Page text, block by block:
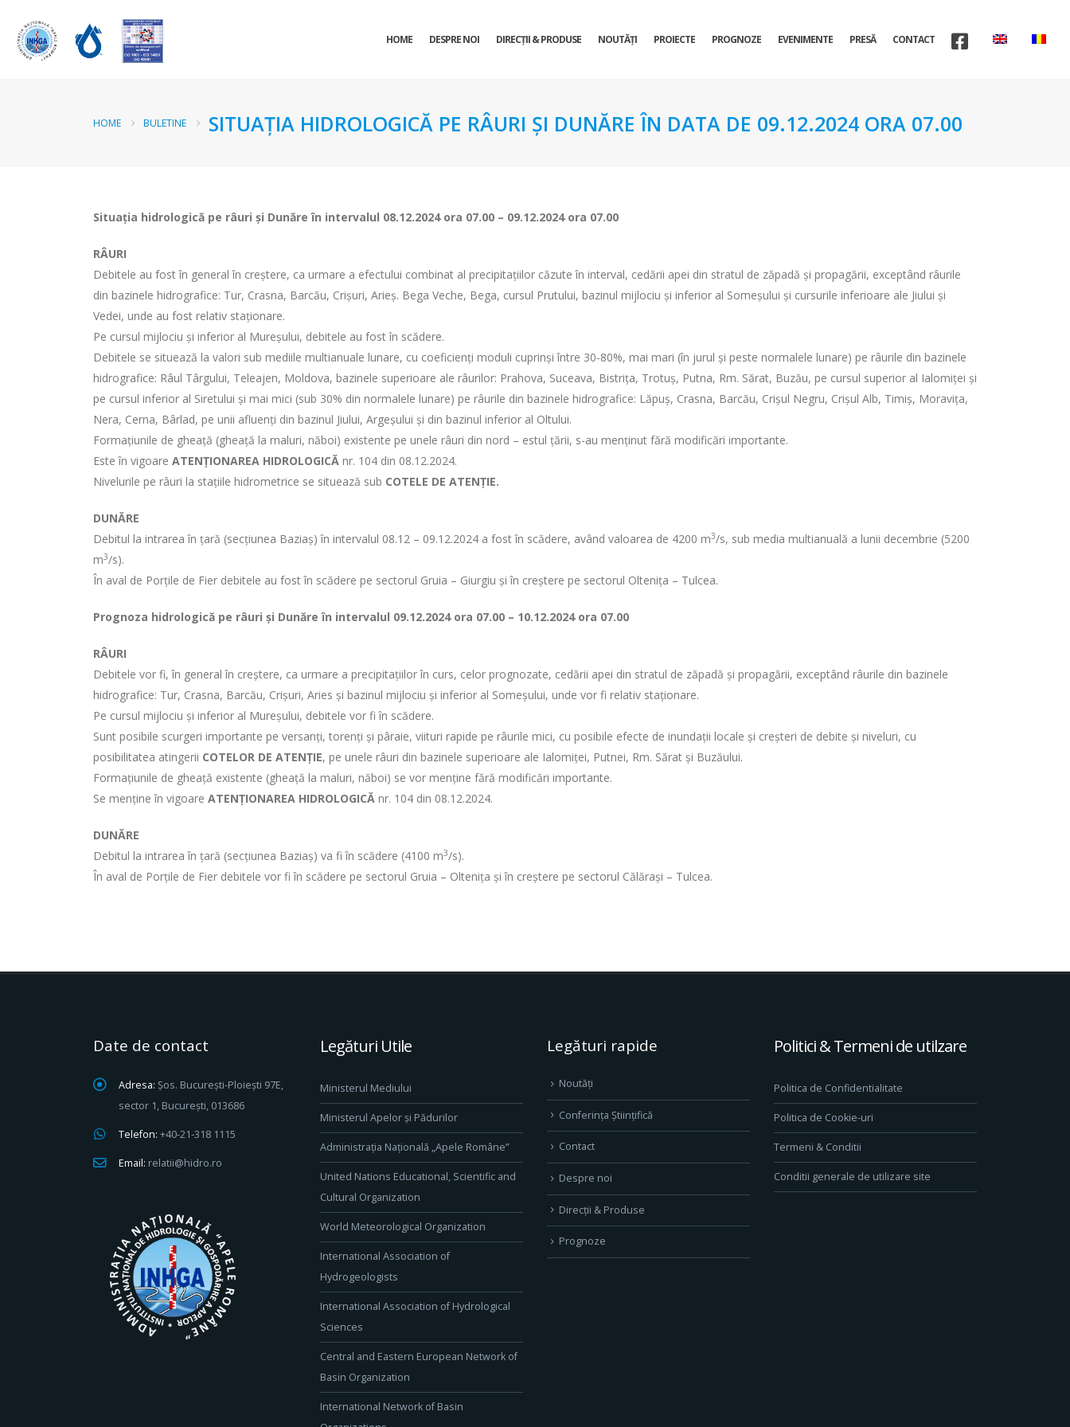
HOME DESPRE NOI DIRECŢII & PRODUSE NOUTĂȚI PROIECTE PROGNOZE EVENIMENTE PRESĂ CONTACT
HOME BULETINE SITUAȚIA HIDROLOGICĂ PE RÂURI ȘI DUNĂRE ÎN DATA DE 09.12.2024 ORA 07.00
Situația hidrologică pe râuri și Dunăre în intervalul 08.12.2024 ora 07.00 – 09.12.2024 ora 07.00
RÂURI
Debitele au fost în general în creștere, ca urmare a efectului combinat al precipitațiilor căzute în interval, cedării apei din stratul de zăpadă şi propagării, exceptând râurile
din bazinele hidrografice: Tur, Crasna, Barcău, Crişuri, Arieş. Bega Veche, Bega, cursul Prutului, bazinul mijlociu şi inferior al Someşului şi cursurile inferioare ale Jiului şi
Vedei, unde au fost relativ staționare.
Pe cursul mijlociu şi inferior al Mureşului, debitele au fost în scădere.
Debitele se situează la valori sub mediile multianuale lunare, cu coeficienți moduli cuprinși între 30-80%, mai mari (în jurul și peste normalele lunare) pe râurile din bazinele
hidrografice: Râul Târgului, Teleajen, Moldova, bazinele superioare ale râurilor: Prahova, Suceava, Bistrița, Trotuş, Putna, Rm. Sărat, Buzău, pe cursul superior al Ialomiței şi
pe cursul inferior al Siretului și mai mici (sub 30% din normalele lunare) pe râurile din bazinele hidrografice: Lăpuș, Crasna, Barcău, Crișul Negru, Crişul Alb, Timiș, Moravița,
Nera, Cerna, Bârlad, pe unii afluenți din bazinul Jiului, Argeșului și din bazinul inferior al Oltului.
Formațiunile de gheață (gheață la maluri, năboi) existente pe unele râuri din nord – estul țării, s-au menținut fără modificări importante.
Este în vigoare ATENȚIONAREA HIDROLOGICĂ nr. 104 din 08.12.2024.
Nivelurile pe râuri la stațiile hidrometrice se situează sub COTELE DE ATENȚIE.
DUNĂRE
Debitul la intrarea în țară (secțiunea Baziaș) în intervalul 08.12 – 09.12.2024 a fost în scădere, având valoarea de 4200 m3/s, sub media multianuală a lunii decembrie (5200
m3/s).
În aval de Porţile de Fier debitele au fost în scădere pe sectorul Gruia – Giurgiu și în creștere pe sectorul Oltenița – Tulcea.
Prognoza hidrologică pe râuri și Dunăre în intervalul 09.12.2024 ora 07.00 – 10.12.2024 ora 07.00
RÂURI
Debitele vor fi, în general în creștere, ca urmare a precipitațiilor în curs, celor prognozate, cedării apei din stratul de zăpadă și propagării, exceptând râurile din bazinele
hidrografice: Tur, Crasna, Barcău, Crișuri, Aries şi bazinul mijlociu și inferior al Someşului, unde vor fi relativ staționare.
Pe cursul mijlociu şi inferior al Mureşului, debitele vor fi în scădere.
Sunt posibile scurgeri importante pe versanți, torenți şi pâraie, viituri rapide pe râurile mici, cu posibile efecte de inundații locale şi creşteri de debite şi niveluri, cu
posibilitatea atingerii COTELOR DE ATENȚIE, pe unele râuri din bazinele superioare ale Ialomiței, Putnei, Rm. Sărat şi Buzăului.
Formațiunile de gheață existente (gheață la maluri, năboi) se vor menține fără modificări importante.
Se menține în vigoare ATENȚIONAREA HIDROLOGICĂ nr. 104 din 08.12.2024.
DUNĂRE
Debitul la intrarea în țară (secțiunea Baziaș) va fi în scădere (4100 m3/s).
În aval de Porţile de Fier debitele vor fi în scădere pe sectorul Gruia – Oltenița şi în creştere pe sectorul Călărași – Tulcea.
Date de contact
Adresa: Șos. București-Ploiești 97E,
sector 1, București, 013686
Telefon: +40-21-318 1115
Email: relatii@hidro.ro
Legături Utile
Ministerul Mediului
Ministerul Apelor și Pădurilor
Administrația Națională „Apele Române”
United Nations Educational, Scientific and
Cultural Organization
World Meteorological Organization
International Association of
Hydrogeologists
International Association of Hydrological
Sciences
Central and Eastern European Network of
Basin Organization
International Network of Basin
Legături rapide
Noutăți
Conferința Științifică
Contact
Despre noi
Direcţii & Produse
Prognoze
Politici & Termeni de utilzare
Politica de Confidentialitate
Politica de Cookie-uri
Termeni & Conditii
Conditii generale de utilizare site